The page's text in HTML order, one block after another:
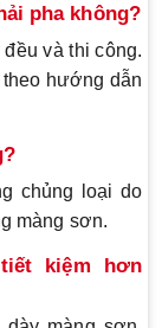
pha không?
và thi công.
hướng dẫn
chủng loại do
màng sơn.
kiệm hơn